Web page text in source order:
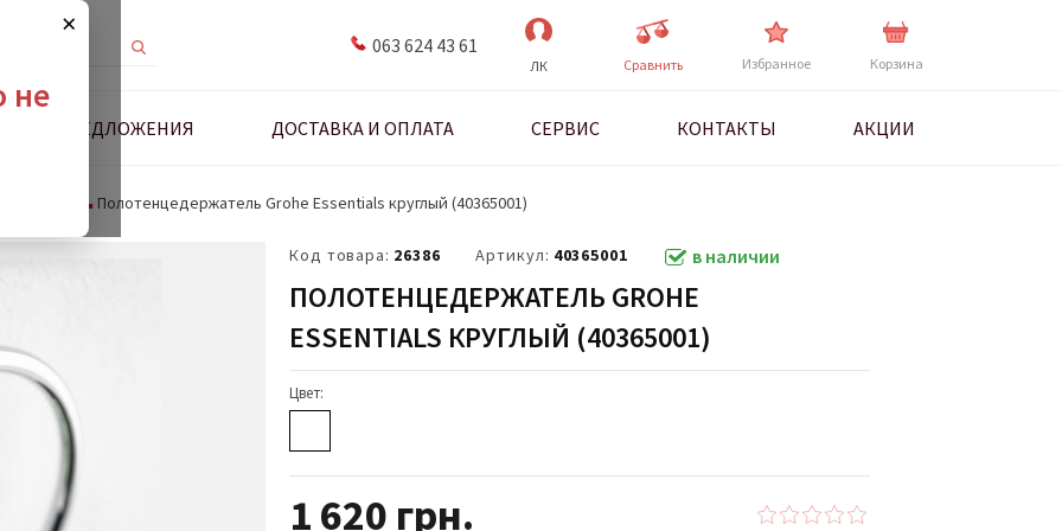
×
не
063 624 43 61
ЛК Cравнить Избранное Корзина
ПРЕДЛОЖЕНИЯ ДОСТАВКА И ОПЛАТА СЕРВИС КОНТАКТЫ АКЦИИ
Полотенцедержатель Grohe Essentials круглый (40365001)
Код товара: 26386 Артикул: 40365001 в наличии
ПОЛОТЕНЦЕДЕРЖАТЕЛЬ GROHE
ESSENTIALS КРУГЛЫЙ (40365001)
Цвет:
1 620 грн.